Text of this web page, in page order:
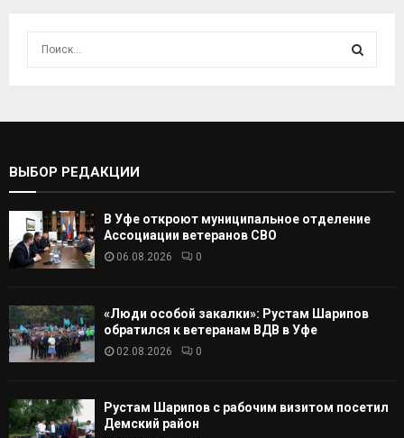
С
А
ВЫБОР РЕДАКЦИИ
В Уфе откроют муниципальное отделение
Ассоциации ветеранов СВО
06.08.2026 0
«Люди особой закалки»: Рустам Шарипов
обратился к ветеранам ВДВ в Уфе
02.08.2026 0
Рустам Шарипов с рабочим визитом посетил
Демский район